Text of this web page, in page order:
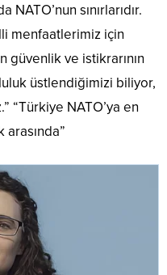
NATO’nun sınırlarıdır.
menfaatlerimiz için
güvenlik ve istikrarının
üstlendiğimizi biliyor,
“Türkiye NATO’ya en